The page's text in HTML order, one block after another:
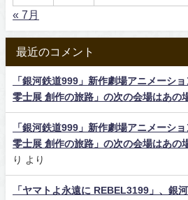
« 7月
最近のコメント
「銀河鉄道999」新作劇場アニメーシ
零士展 創作の旅路」の次の会場はあの
「銀河鉄道999」新作劇場アニメーシ
零士展 創作の旅路」の次の会場はあの
り
より
「ヤマトよ永遠に REBEL3199」、銀